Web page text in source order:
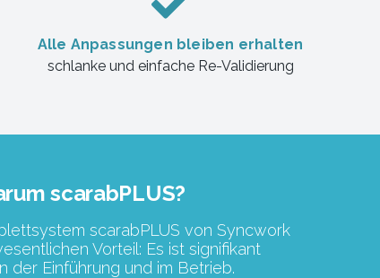
Alle Anpassungen bleiben erhalten
schlanke und einfache Re-Validierung
scarabPLUS?
scarabPLUS von Syncwork
Vorteil: Es ist signifikant
der Einführung und im Betrieb.